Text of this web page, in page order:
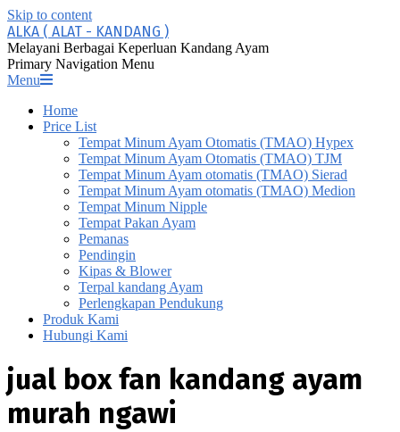
Skip to content
ALKA ( ALAT - KANDANG )
Melayani Berbagai Keperluan Kandang Ayam
Primary Navigation Menu
Menu
Home
Price List
Tempat Minum Ayam Otomatis (TMAO) Hypex
Tempat Minum Ayam Otomatis (TMAO) TJM
Tempat Minum Ayam otomatis (TMAO) Sierad
Tempat Minum Ayam otomatis (TMAO) Medion
Tempat Minum Nipple
Tempat Pakan Ayam
Pemanas
Pendingin
Kipas & Blower
Terpal kandang Ayam
Perlengkapan Pendukung
Produk Kami
Hubungi Kami
jual box fan kandang ayam
murah ngawi